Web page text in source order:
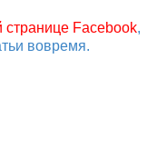
странице Facebook,
вовремя.